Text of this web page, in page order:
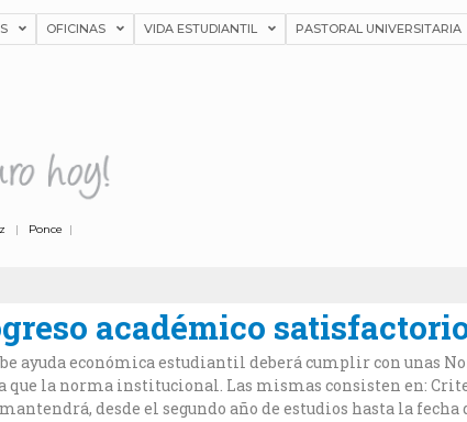
OFICINAS VIDA ESTUDIANTIL PASTORAL UNIVERSITARIA
| Ponce |
académico
ayuda económica estudiantil deberá cumplir con unas
que la norma institucional. Las mismas consisten en:
desde el segundo año de estudios hasta la fecha